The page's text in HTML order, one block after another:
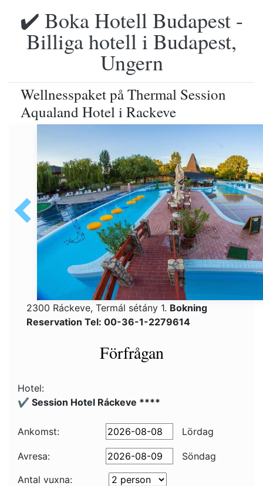
✔️ Boka Hotell Budapest -
Billiga hotell i Budapest,
Ungern
Wellnesspaket på Thermal Session
Aqualand Hotel i Rackeve
2300 Ráckeve, Termál sétány 1. Bokning
Reservation Tel: 00-36-1-2279614
Förfrågan
Hotel:
✔️ Session Hotel Ráckeve ****
Ankomst: Lördag
Avresa:
Söndag
Antal vuxna: